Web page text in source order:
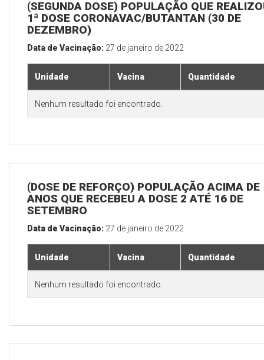
(SEGUNDA DOSE) POPULAÇÃO QUE
1ª DOSE CORONAVAC/BUTANTAN (30 DE
DEZEMBRO)
Data de Vacinação: 27 de janeiro de 2022
Unidade Vacina Quantidade
Nenhum resultado foi encontrado.
(DOSE DE REFORÇO) POPULAÇÃO ACIMA DE
ANOS QUE RECEBEU A DOSE 2 ATÉ 16 DE
SETEMBRO
Data de Vacinação: 27 de janeiro de 2022
Unidade Vacina Quantidade
Nenhum resultado foi encontrado.